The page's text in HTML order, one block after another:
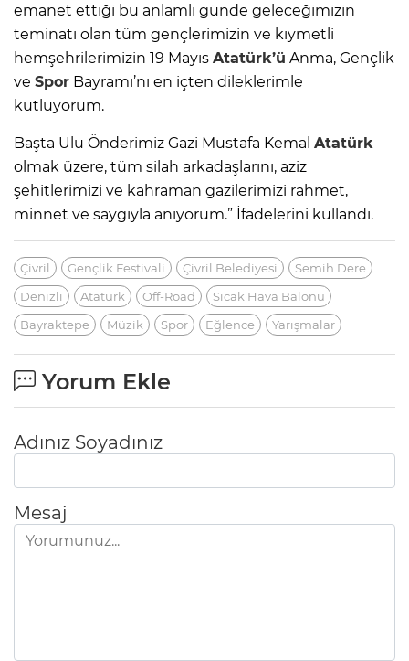
emanet ettiği bu anlamlı günde geleceğimizin
teminatı olan tüm gençlerimizin ve kıymetli
hemşehrilerimizin 19 Mayıs Atatürk’ü Anma, Gençlik
ve Spor Bayramı’nı en içten dileklerimle
kutluyorum.
Başta Ulu Önderimiz Gazi Mustafa Kemal Atatürk
olmak üzere, tüm silah arkadaşlarını, aziz
şehitlerimizi ve kahraman gazilerimizi rahmet,
minnet ve saygıyla anıyorum.” İfadelerini kullandı.
Çivril Gençlik Festivali Çivril Belediyesi
Semih Dere
Denizli
Atatürk Off-Road
Sıcak Hava Balonu
Bayraktepe
Müzik Spor Eğlence Yarışmalar
Yorum Ekle
Adınız Soyadınız
Mesaj